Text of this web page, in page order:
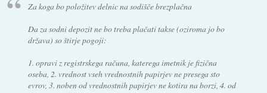
Za koga bo položitev delnic na sodišče brezplačna
Da za sodni depozit ne bo treba plačati takse (oziroma jo bo
država) so štirje pogoji:
1. opravi z registrskega računa, katerega imetnik je fizična
oseba, 2. vrednost vseh vrednostnih papirjev ne presega sto
evrov, 3. noben od vrednostnih papirjev ne kotira na borzi, 4. od